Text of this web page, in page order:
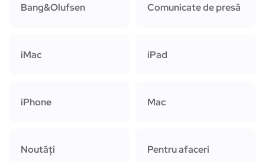
Bang&Olufsen Comunicate de presă
iMac iPad
iPhone Mac
Noutăți Pentru afaceri